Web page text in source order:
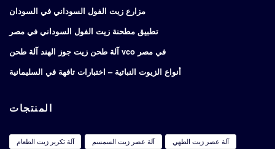
مزارع زيت الفول السوداني في السودان
تطبيق مطحنة زيت الفول السوداني في مصر
آلة طحن زيت جوز الهند آلة طحن vco في مصر
أنواع الزيوت النباتية – اختبارات تافهة في السليمانية
المنتجات
آلة تكرير زيت الطعام آلة عصر زيت السمسم آلة عصر زيت الطهي